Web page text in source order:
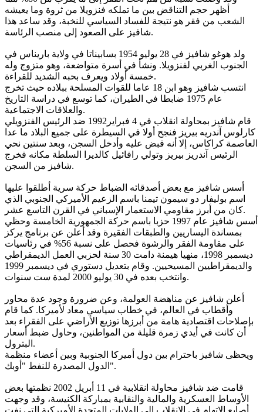
أظهر حجم التناقض بين ما تملكه فنزويلا من ثروة وما يعيشه
الشعب من فقر هو نتيجة للفساد السياسي للنخبة، وقد ساعد هذا
شافيز على الصعود إلى منصب الرئاسة.
ولد هوغو شافيز في 28 يوليو 1954 بسابيناتا في ولاية باريناس في
الجنوب الغربي لفنزويلا. ونشأ في أسرة متواضعة، وهو متزوج وله
خمسة أولاد ويعرف بحبه الشديد للقراءة.
انتسب شافيز وهو ابن 18 عاما للقوات المسلحة ببلاده حيث تخرج
عام 1975 ضابطا في الطيران، كما توسع في دراسة التاريخ
والعلاقات الاجتماعية.
قام شافيز بمحاولة انقلاب في 4 فبراير1992 ضد الرئيس الفنزويلي
كارلوس آندريه بيريز فنجح أولا في السيطرة على جميع البلاد ما عدا
العاصمة كراكاس، إلا أنه قبض عليه وأدخل السجن، وبعد سنتين نحي
الرئيس آندريز بيريز وتولي رافائيل كالديرا السلطة مكانه فخرج
شافيز من السجن.
أسس شافيز مع بعض أصدقائه الضباط حركة سرية أطلقوا عليها
اسم بوليفار دو سيمون تيمنا باسم الزعيم الأميركي الجنوبي الذي
كان من أبرز مقاومي الاستعمار الإسباني في القرن التاسع عشر.
أسس شافيز عام 1997 حزبا باسم حركة الجمهورية الخامسة وحظي
بمساندة اليساريين والطبقات الفقيرة وقد أعلن عن برنامج يركز
على مقاومة الفقر والرشوة فحصل على نسبة 56% في رئاسيات
ديسمبر 1998، منهيا هيمنة دامت 30 سنة لحزبي العمل الديمقراطي
والديمقراطيين المسيحيين. وقام بتعديل دستوري في ديسمبر 1999
وانتخب بعده في 30 يوليو 2000 لمدة ست سنوات.
أعلن شافيز عن مناهضة العولمة، وعن ضرورة وجود عدة محاور
وأقطاب في العالم، في خطاب سياسي معاد لأميركا. كما قام
بإصلاحات اقتصادية هامة من أبرزها توزيع الأراضي على الفقراء بعد
أن كانت في أيدي زمرة قليلة من المواطنين، وحاول ضبط أسعار
البترول.
ويحظى شافيز باحترام بين دول أميركا الجنوبية وبين أعضاء منظمة
الدول المصدرة للنفط "أوبك".
قامت ضد شافيز محاولة انقلابية في 11 أبريل 2002 نظمتها بعض
الأوساط العسكرية والمالية والنقابية بمباركة الكنيسة، وقد وجهت
أصابع الاتهام في الانقلاب إلى الولايات المتحدة الأميركية التي نفت